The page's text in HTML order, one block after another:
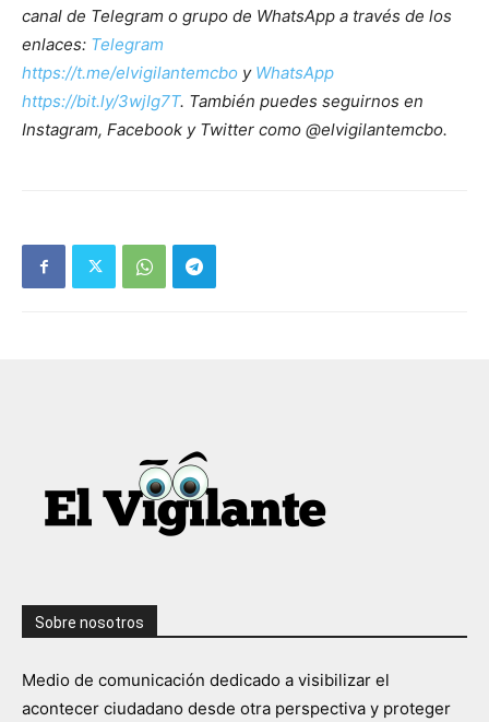
canal de Telegram o grupo de WhatsApp a través de los
enlaces: Telegram
https://t.me/elvigilantemcbo y WhatsApp
https://bit.ly/3wjIg7T. También puedes seguirnos en
Instagram, Facebook y Twitter como @elvigilantemcbo.
Sobre nosotros
Medio de comunicación dedicado a visibilizar el
acontecer ciudadano desde otra perspectiva y proteger